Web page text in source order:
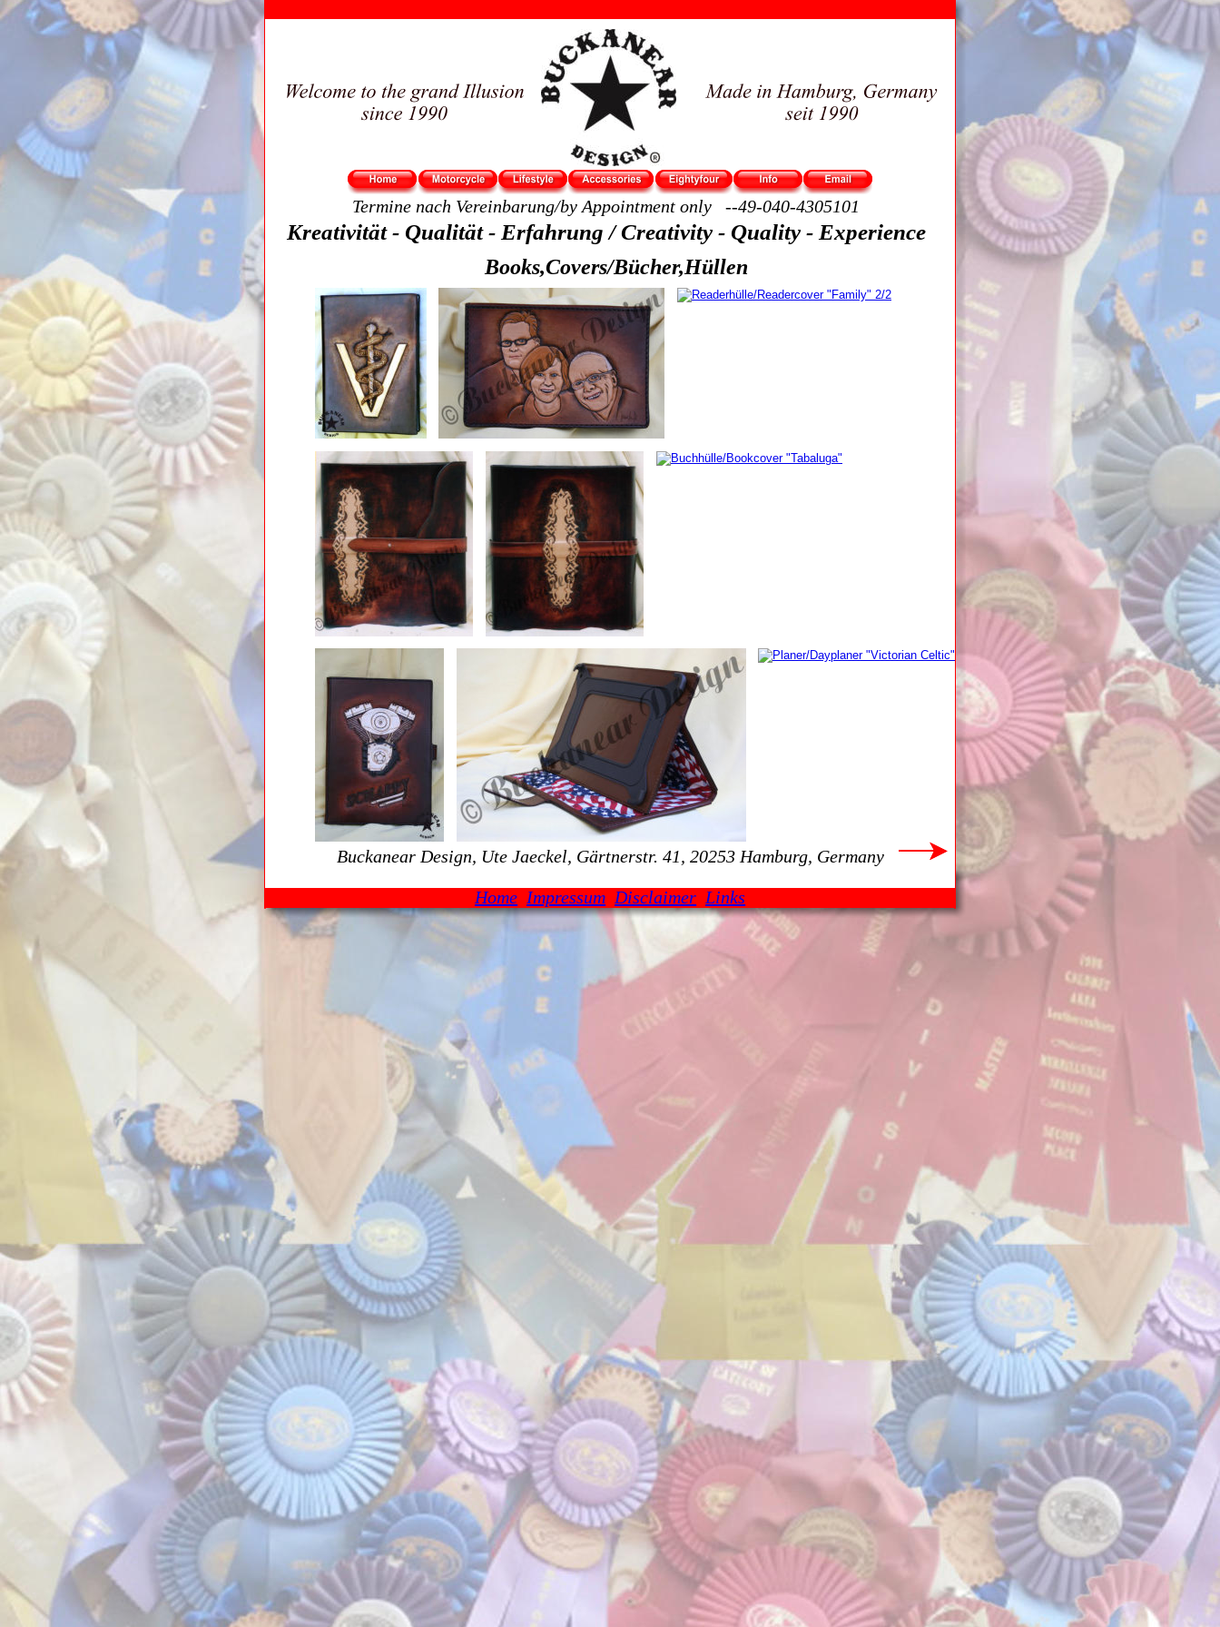
Termine nach Vereinbarung/by Appointment only   --49-040-4305101
Buckanear Design, Ute Jaeckel, Gärtnerstr. 41, 20253 Hamburg, Germany
Books,Covers/Bücher,Hüllen
Kreativität - Qualität - Erfahrung / Creativity - Quality - Experience
Home Impressum Disclaimer Links